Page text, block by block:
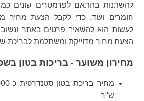
להשתנות בהתאם לפרמטרים שונים כמו
חומרים ועוד. כדי לקבל הצעת מחיר
לעשות הוא להשאיר פרטים באתר
הצעת מחיר מדוייקת ומשתלמת לבריכת
מחירון משוער - בריכות בטון
ש"ח